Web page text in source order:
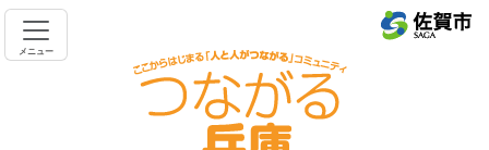
メニュー